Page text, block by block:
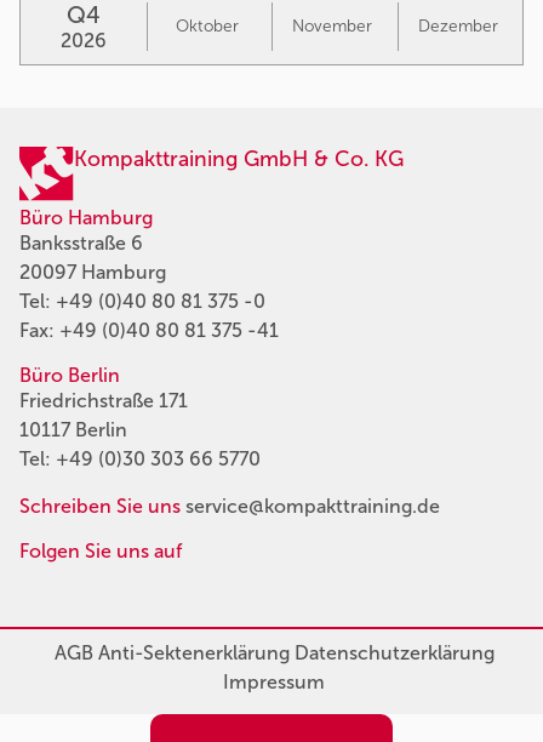
Q4
2026
Oktober November Dezember
Kompakttraining GmbH & Co. KG
Büro Hamburg
Banksstraße 6
20097 Hamburg
Tel: +49 (0)40 80 81 375 -0
Fax: +49 (0)40 80 81 375 -41
Büro Berlin
Friedrichstraße 171
10117 Berlin
Tel: +49 (0)30 303 66 5770
Schreiben Sie uns service@kompakttraining.de
Folgen Sie uns auf
AGBAnti-SektenerklärungDatenschutzerklärung
Impressum